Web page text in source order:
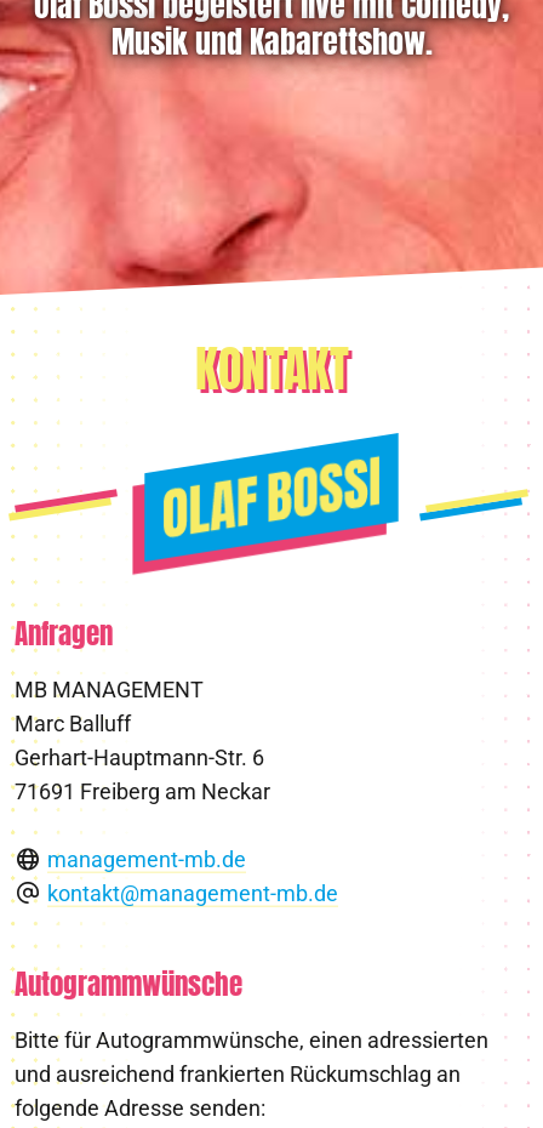
Musik und Kabarettshow.
KONTAKT
Anfragen
MB MANAGEMENT
Marc Balluff
Gerhart-Hauptmann-Str. 6
71691 Freiberg am Neckar
management-mb.de
kontakt@management-mb.de
Autogrammwünsche
Bitte für Autogrammwünsche, einen adressierten
und ausreichend frankierten Rückumschlag an
folgende Adresse senden: